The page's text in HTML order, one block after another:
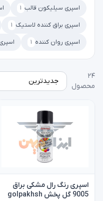
اسپری سیلیکون قالب ۱
اسپری براق کننده لاستیک ۱
اسپری روان کننده ۱
۲۴
محصول
اسپری رنگ رال مشکی براق
9005 گل پخش golpakhsh